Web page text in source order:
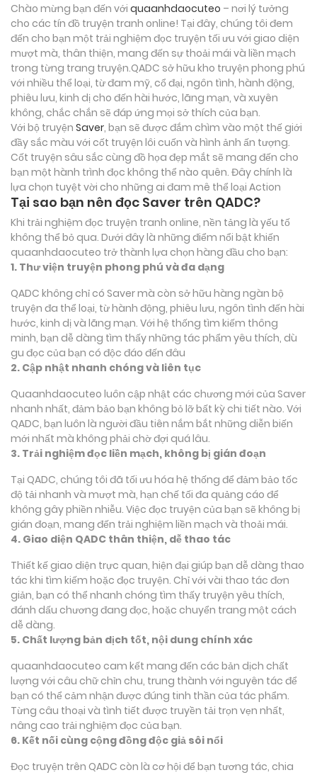
Chào mừng bạn đến với quaanhdaocuteo – nơi lý tưởng
cho các tín đồ truyện tranh online! Tại đây, chúng tôi đem
đến cho bạn một trải nghiệm đọc truyện tối ưu với giao diện
mượt mà, thân thiện, mang đến sự thoải mái và liền mạch
trong từng trang truyện.QADC sở hữu kho truyện phong phú
với nhiều thể loại, từ đam mỹ, cổ đại, ngôn tình, hành động,
phiêu lưu, kinh dị cho đến hài hước, lãng mạn, và xuyên
không, chắc chắn sẽ đáp ứng mọi sở thích của bạn.
Với bộ truyện Saver, bạn sẽ được đắm chìm vào một thế giới
đầy sắc màu với cốt truyện lôi cuốn và hình ảnh ấn tượng.
Cốt truyện sâu sắc cùng đồ họa đẹp mắt sẽ mang đến cho
bạn một hành trình đọc không thể nào quên. Đây chính là
lựa chọn tuyệt vời cho những ai đam mê thể loại Action
Tại sao bạn nên đọc Saver trên QADC?
Khi trải nghiệm đọc truyện tranh online, nền tảng là yếu tố
không thể bỏ qua. Dưới đây là những điểm nổi bật khiến
quaanhdaocuteo trở thành lựa chọn hàng đầu cho bạn:
1. Thư viện truyện phong phú và đa dạng
QADC không chỉ có Saver mà còn sở hữu hàng ngàn bộ
truyện đa thể loại, từ hành động, phiêu lưu, ngôn tình đến hài
hước, kinh dị và lãng mạn. Với hệ thống tìm kiếm thông
minh, bạn dễ dàng tìm thấy những tác phẩm yêu thích, dù
gu đọc của bạn có độc đáo đến đâu
2. Cập nhật nhanh chóng và liên tục
Quaanhdaocuteo luôn cập nhật các chương mới của Saver
nhanh nhất, đảm bảo bạn không bỏ lỡ bất kỳ chi tiết nào. Với
QADC, bạn luôn là người đầu tiên nắm bắt những diễn biến
mới nhất mà không phải chờ đợi quá lâu.
3. Trải nghiệm đọc liền mạch, không bị gián đoạn
Tại QADC, chúng tôi đã tối ưu hóa hệ thống để đảm bảo tốc
độ tải nhanh và mượt mà, hạn chế tối đa quảng cáo để
không gây phiền nhiễu. Việc đọc truyện của bạn sẽ không bị
gián đoạn, mang đến trải nghiệm liền mạch và thoải mái.
4. Giao diện QADC thân thiện, dễ thao tác
Thiết kế giao diện trực quan, hiện đại giúp bạn dễ dàng thao
tác khi tìm kiếm hoặc đọc truyện. Chỉ với vài thao tác đơn
giản, bạn có thể nhanh chóng tìm thấy truyện yêu thích,
đánh dấu chương đang đọc, hoặc chuyển trang một cách
dễ dàng.
5. Chất lượng bản dịch tốt, nội dung chính xác
quaanhdaocuteo cam kết mang đến các bản dịch chất
lượng với câu chữ chỉn chu, trung thành với nguyên tác để
bạn có thể cảm nhận được đúng tinh thần của tác phẩm.
Từng câu thoại và tình tiết được truyền tải trọn vẹn nhất,
nâng cao trải nghiệm đọc của bạn.
6. Kết nối cùng cộng đồng độc giả sôi nổi
Đọc truyện trên QADC còn là cơ hội để bạn tương tác, chia